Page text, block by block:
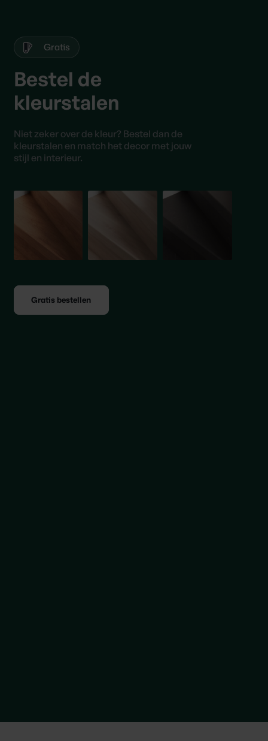
Gratis
Bestel de
kleurstalen
Niet zeker over de kleur? Bestel dan de
kleurstalen en match het decor met jouw
stijl en interieur.
Gratis bestellen